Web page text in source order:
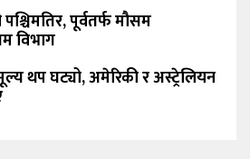
पश्चिमतिर, पूर्वतर्फ मौसम
विभाग
थप घट्यो, अमेरिकी र अस्ट्रेलियन